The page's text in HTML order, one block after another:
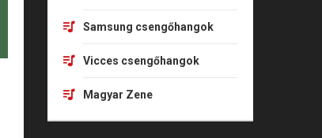
Samsung csengőhangok
Vicces csengőhangok
Magyar Zene